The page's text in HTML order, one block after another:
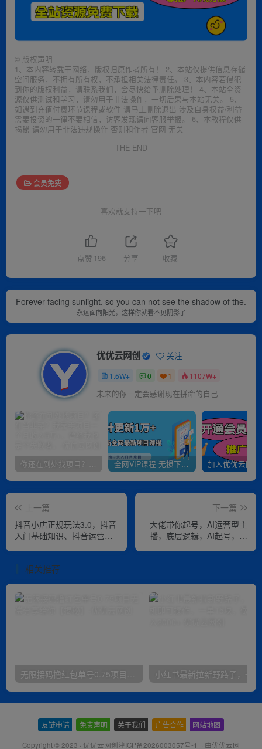
© 版权声明
1、本内容转载于网络，版权归原作者所有！ 2、本站仅提供信息存储
空间服务，不拥有所有权，不承担相关法律责任。 3、本内容若侵犯
到你的版权利益，请联系我们，会尽快给予删除处理！ 4、本站全资
源仅供测试和学习，请勿用于非法操作，一切后果与本站无关。 5、
如遇到充值付费环节课程或软件 请马上删除退出 涉及自身权益/利益
需要投资的一律不要相信，访客发现请向客服举报。 6、本教程仅供
揭秘 请勿用于非法违规操作 否则和作者 官网 无关
THE END
会员免费
喜欢就支持一下吧
点赞 196 分享 收藏
Forever facing sunlight, so you can not see the shadow of the.
永远面向阳光，这样你就看不见阴影了
优优云网创 关注
1.5W+ 0 1 1107W+
未来的你一定会感谢现在拼命的自己
你还在到处找项目？还在当韭菜？我靠卖项目一个月收入5万+，曾经我也是个失败者。 全网VIP课程 无损下载~
上一篇
抖音小店正规玩法3.0，抖音
入门基础知识、抖音运营技
下一篇
大佬带你起号，AI运营型主
播，底层逻辑，AI起号，运
相关推荐
无限接码撸红包单号0.75项目无偿分享给你【揭秘】
友链申请 免责声明 关于我们 广告合作 网站地图
Copyright © 2023 · 优优云网创津ICP备2026003057号-1 · 由优优云网